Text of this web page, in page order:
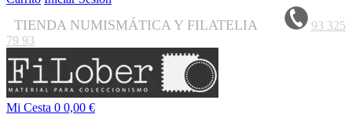
TIENDA NUMISMÁTICA Y FILATELIA
93 325
79 93
Mi Cesta 0 0,00 €